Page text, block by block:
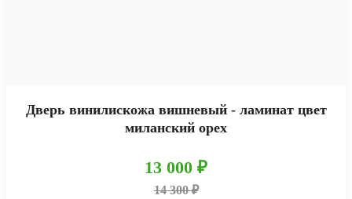
Дверь винилискожа вишневый - ламинат цвет
миланский орех
13 000 ₽
14 300 ₽